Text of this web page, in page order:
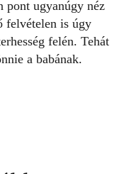
pont ugyanúgy néz
felvételen is úgy
felén. Tehát
a babának.